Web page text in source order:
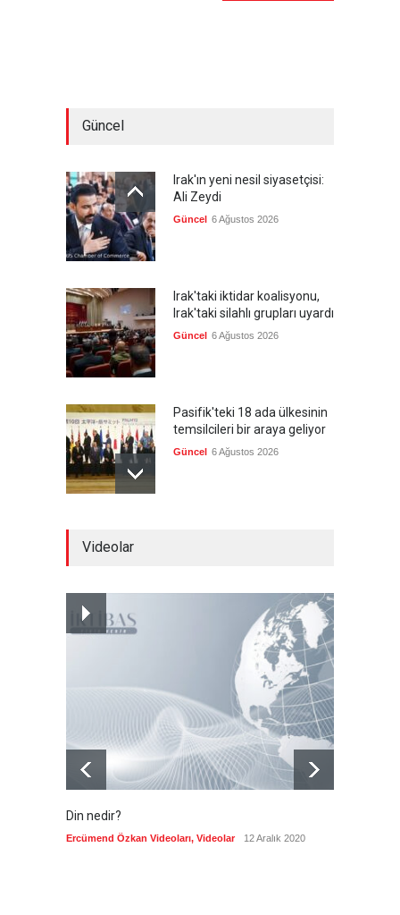
Güncel
Irak'ın yeni nesil siyasetçisi:
Ali Zeydi
Güncel 6 Ağustos 2026
Irak'taki iktidar koalisyonu,
Irak'taki silahlı grupları uyardı
Güncel 6 Ağustos 2026
Pasifik'teki 18 ada ülkesinin
temsilcileri bir araya geliyor
Güncel 6 Ağustos 2026
FIFA yönetimi kriz
toplantısını Fas'ta yaptı
6 Ağustos 2026
Videolar
Din nedir?
Ercümend Özkan Videoları, Videolar 12 Aralık 2020